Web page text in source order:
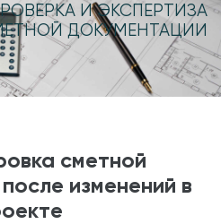
И ЭКСПЕРТИЗА
ДОКУМЕНТАЦИИ
сметной
изменений в